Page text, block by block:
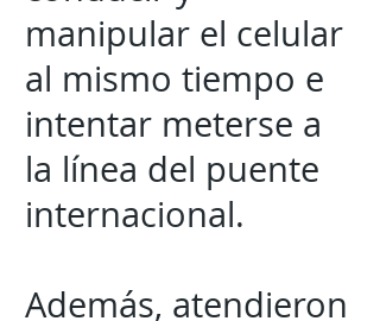
manipular el celular
al mismo tiempo e
intentar meterse a
la línea del puente
internacional.
Además, atendieron